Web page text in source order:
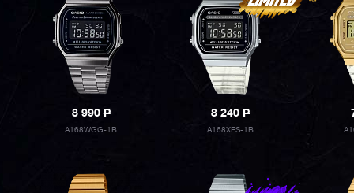
8 990P
A168WGG-1B
8 240P
A168XES-1B